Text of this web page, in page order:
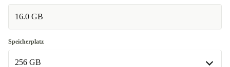
16.0 GB
Speicherplatz
256 GB